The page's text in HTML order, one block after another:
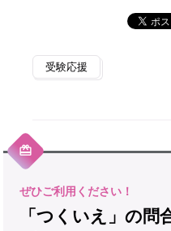
受験応援
「つくいえ」の